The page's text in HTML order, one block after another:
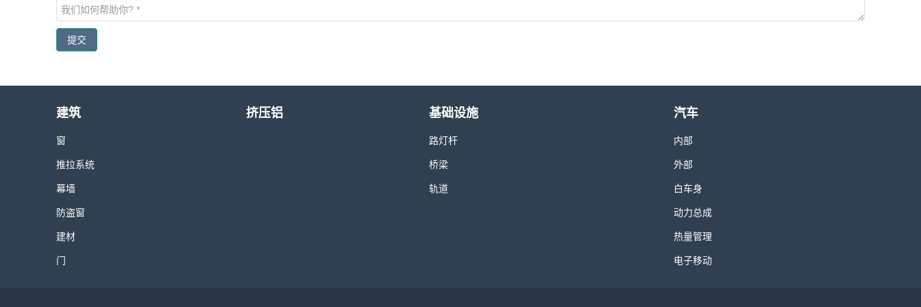
提交
建筑
窗
推拉系统
幕墙
防盗窗
建材
门
挤压铝 基础设施
路灯杆
桥梁
轨道
汽车
内部
外部
白车身
动力总成
热量管理
电子移动